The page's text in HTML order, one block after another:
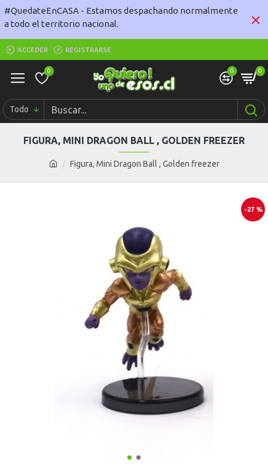
#QuedateEnCASA - Estamos despachando normalmente
a todo el territorio nacional.
ACCEDER REGISTRARSE
0 0 0
Todo
Figura, Mini Dragon Ball , Golden freezer
FIGURA, MINI DRAGON BALL , GOLDEN FREEZER
-27 %